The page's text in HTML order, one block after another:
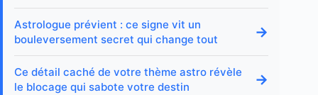
Astrologue prévient : ce signe vit un
bouleversement secret qui change tout
→
Ce détail caché de votre thème astro révèle
le blocage qui sabote votre destin
→